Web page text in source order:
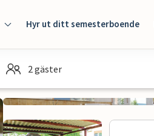
Hyr ut ditt semesterboende
2 gäster